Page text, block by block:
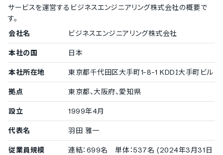
収益レポートの作成機能
レポートのCSVエクスポート機能
レポートのPDFエクスポート機能
レポートの印刷機能
ダッシュボード機能
委託会社の内部統制保証
3402監査（旧86号監査）報告書受領
入出金管理機能
入出金データ取込時の自動消込
銀行連携の振込処理
サービスを運営する ビジネスエンジニアリング株式会社の概要で
す。
会社名
ビジネスエンジニアリング株式会社
本社の国 日本
本社所在地 東京都千代田区大手町1-8-1 KDDI大手町ビル
拠点 東京都、大阪府、愛知県
設立 1999年4月
代表名 羽田 雅一
従業員規模
連結：699名 単体：537名 (2024年3月31日